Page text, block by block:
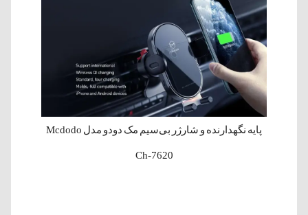
پایه نگهدارنده و شارژر بی‌سیم مک دودو مدل Mcdodo
Ch-7620